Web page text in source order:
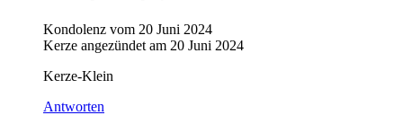
Kondolenz vom 20 Juni 2024
Kerze angezündet am 20 Juni 2024
Kerze-Klein
Antworten